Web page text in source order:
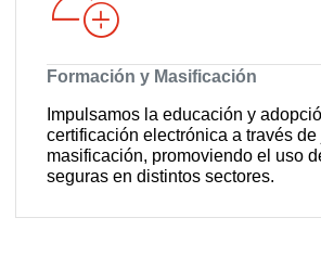
Formación y Masificación
Impulsamos la educación y
certificación electrónica a través
masificación, promoviendo el uso
seguras en distintos sectores.